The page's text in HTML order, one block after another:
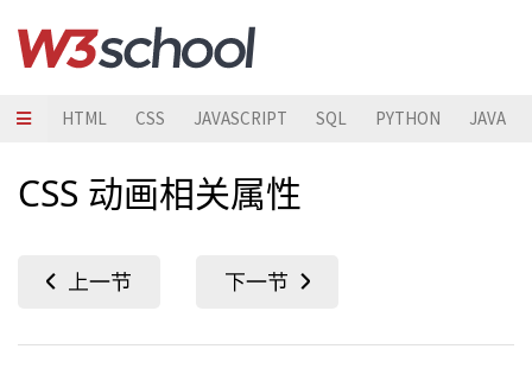
HTML CSS JAVASCRIPT SQL PYTHON JAVA
CSS 动画相关属性